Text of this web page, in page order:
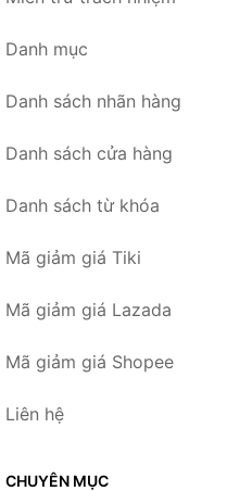
Danh mục
Danh sách nhãn hàng
Danh sách cửa hàng
Danh sách từ khóa
Mã giảm giá Tiki
Mã giảm giá Lazada
Mã giảm giá Shopee
Liên hệ
CHUYÊN MỤC